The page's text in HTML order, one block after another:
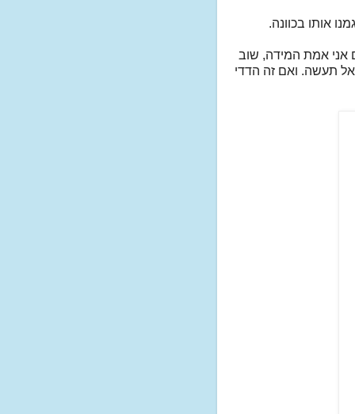
אותו בכוונה.
אני אמת המידה, שוב
תעשה. ואם זה הדדי